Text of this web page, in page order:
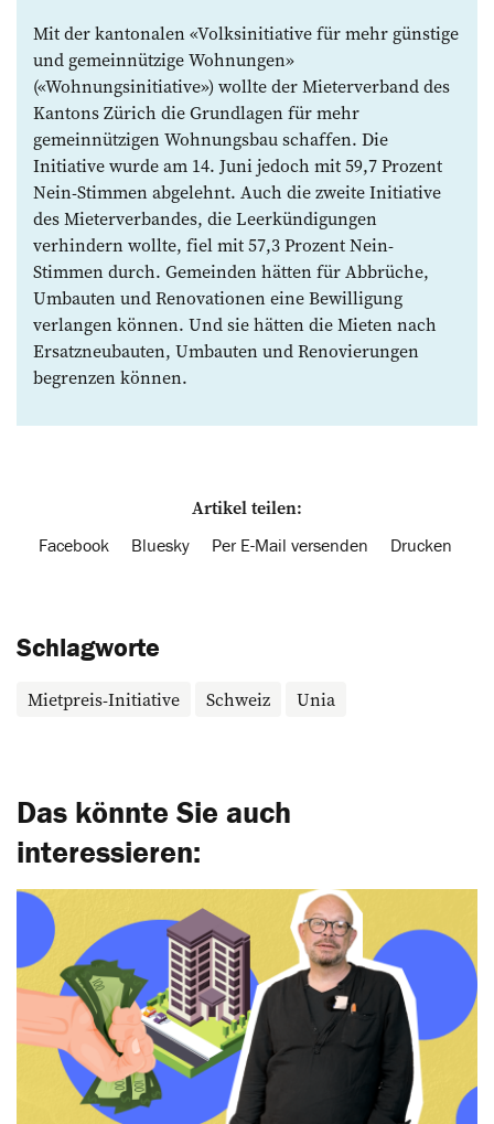
Mit der kantonalen «Volksinitiative für mehr günstige
und gemeinnützige Wohnungen»
(«Wohnungsinitiative») wollte der Mieterverband des
Kantons Zürich die Grundlagen für mehr
gemeinnützigen Wohnungsbau schaffen. Die
Initiative wurde am 14. Juni jedoch mit 59,7 Prozent
Nein-Stimmen abgelehnt. Auch die zweite Initiative
des Mieterverbandes, die Leerkündigungen
verhindern wollte, fiel mit 57,3 Prozent Nein-
Stimmen durch. Gemeinden hätten für Abbrüche,
Umbauten und Renovationen eine Bewilligung
verlangen können. Und sie hätten die Mieten nach
Ersatzneubauten, Umbauten und Renovierungen
begrenzen können.
Artikel teilen:
Facebook Bluesky Per E-Mail versenden Drucken
Schlagworte
Mietpreis-Initiative Schweiz Unia
Das könnte Sie auch
interessieren: